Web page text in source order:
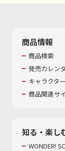
商品情報
商品検索
発売カレン
キャラクター
商品関連サ
知る・楽し
WONDER!